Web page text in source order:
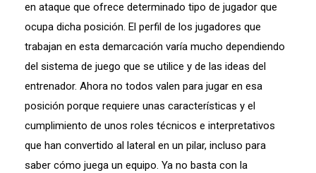
en ataque que ofrece determinado tipo de jugador que
ocupa dicha posición. El perfil de los jugadores que
trabajan en esta demarcación varía mucho dependiendo
del sistema de juego que se utilice y de las ideas del
entrenador. Ahora no todos valen para jugar en esa
posición porque requiere unas características y el
cumplimiento de unos roles técnicos e interpretativos
que han convertido al lateral en un pilar, incluso para
saber cómo juega un equipo. Ya no basta con la